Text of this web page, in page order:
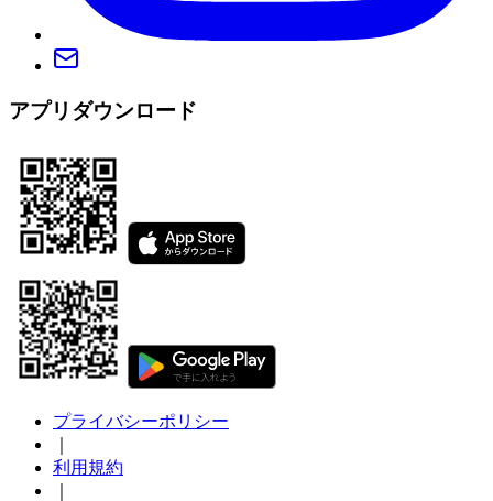
アプリダウンロード
プライバシーポリシー
利用規約